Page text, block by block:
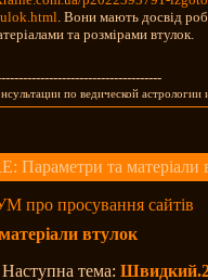
. Вони мають досвід
та розмірами втулок.
по ведической астрологии
Параметри та матеріали
про просування сайтів
втулок
Наступна тема: